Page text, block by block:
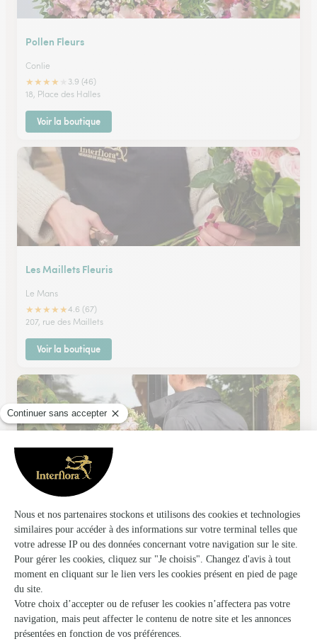
Pollen Fleurs
Conlie
★★★★
3.9 (46)
18, Place des Halles
Voir la boutique
Les Maillets Fleuris
Le Mans
★★★★★4.6 (67)
207, rue des Maillets
Voir la boutique
Art et Nature
Le Mans
★
85, boulevard Paul Chantrel
Voir la boutique